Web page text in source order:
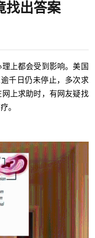
找出答案
上都会受到影响。美国
千日仍未停止，多次求
上求助时，有网友疑找
。